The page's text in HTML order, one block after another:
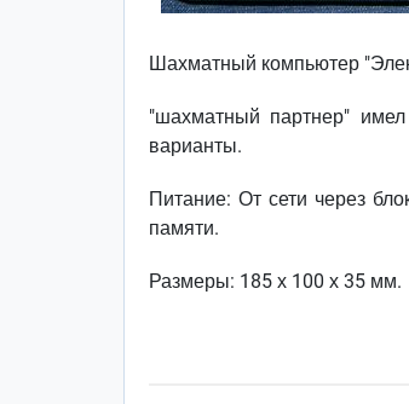
Шахматный компьютер
"шахматный партнер"
варианты.
Питание: От сети через
памяти.
Размеры: 185 х 100 х 35 мм.